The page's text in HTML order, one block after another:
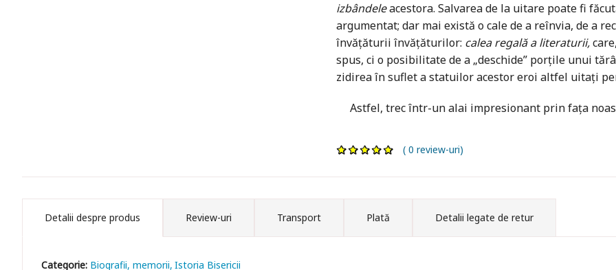
izbândeleacestora. Salvarea de la uitare poate fi
argumentat; dar mai există o cale de a reînvia, de a
învăţăturii învăţăturilor: calea regală a literaturii,
spus, ci o posibilitate de a „deschide” porţile unui
zidirea în suflet a statuilor acestor eroi altfel uitaţi
Astfel, trec într-un alai impresionant prin faţa
( 0 review-uri)
Detalii despre produs Review-uri Transport Plată Detalii legate de retur
Categorie: Biografii, memorii Istoria Bisericii